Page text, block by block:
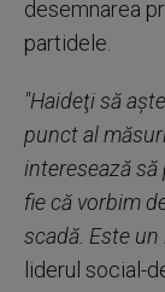
desemnarea
partidele.
"Haideţi să
punct al
interesează
fie că vorbim
scadă. Este un
liderul social-